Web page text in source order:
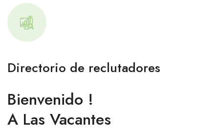
Directorio de reclutadores
Bienvenido !
A Las Vacantes